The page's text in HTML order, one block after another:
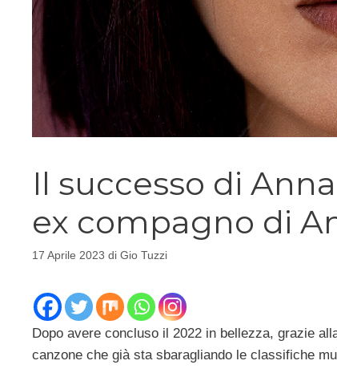
Il successo di
ex compagno di
17 Aprile 2023 di Gio Tuzzi
Dopo avere concluso il 2022 in bellezza, grazie
canzone che già sta sbaragliando le classifiche